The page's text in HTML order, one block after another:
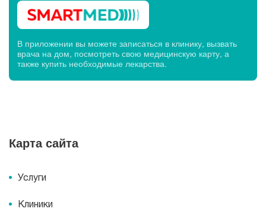
В приложении вы можете записаться в клинику, вызвать
врача на дом, посмотреть свою медицинскую карту, а
также купить необходимые лекарства.
Карта сайта
Услуги
Клиники